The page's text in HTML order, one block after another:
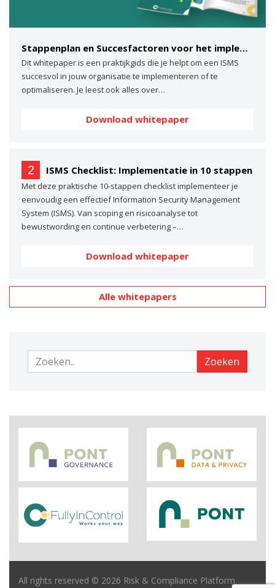
Stappenplan en Succesfactoren voor het implementeren van een ISMS
Dit whitepaper is een praktijkgids die je helpt om een ISMS
succesvol in jouw organisatie te implementeren of te
optimaliseren. Je leest ook alles over…
Download whitepaper
2 ISMS Checklist: Implementatie in 10 stappen
Met deze praktische 10-stappen checklist implementeer je
eenvoudig een effectief Information Security Management
System (ISMS). Van scoping en risicoanalyse tot
bewustwording en continue verbetering –…
Download whitepaper
Alle whitepapers
Zoeken Zoeken
All rights reserved © 2026 Risk & Compliance Platform